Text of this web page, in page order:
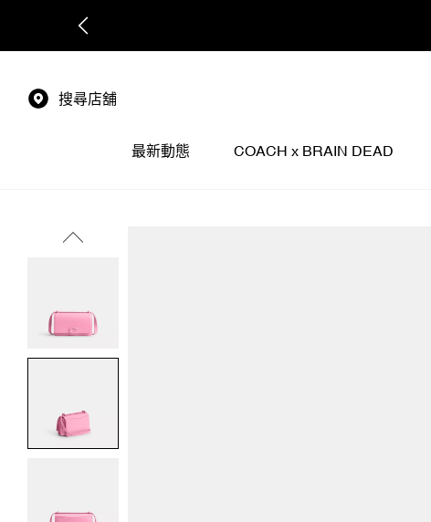
搜尋店舖
最新動態 COACH x BRAIN DEAD